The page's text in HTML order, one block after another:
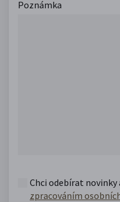
Poznámka
Chci odebírat novinky
zpracováním